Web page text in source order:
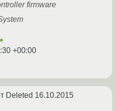
firmware
+00:00
Deleted 16.10.2015